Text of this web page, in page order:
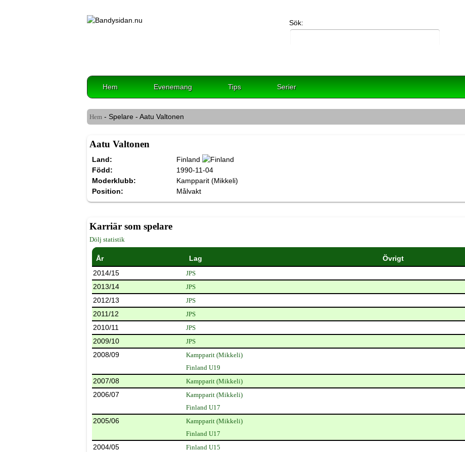
Sök:
Hem Evenemang Tips Serier
Hem - Spelare - Aatu Valtonen
Aatu Valtonen
Land:
Finland
Född:
1990-11-04
Moderklubb:
Kampparit (Mikkeli)
Position:
Målvakt
Karriär som spelare
Dölj statistik
År Lag
Övrigt
2014/15
JPS
2013/14 JPS
2012/13 JPS
2011/12 JPS
2010/11 JPS
2009/10 JPS
2008/09
Kampparit (Mikkeli)
Finland U19
2007/08 Kampparit (Mikkeli)
2006/07
Kampparit (Mikkeli)
Finland U17
2005/06
Kampparit (Mikkeli)
Finland U17
2004/05 Finland U15